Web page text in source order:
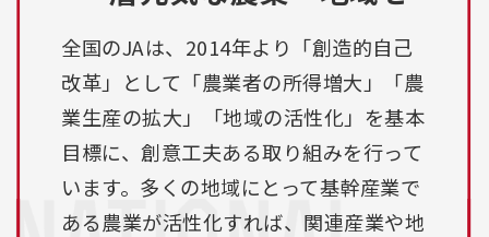
全国のJAは、2014年より「創造的自己
改革」として「農業者の所得増大」「農
業生産の拡大」「地域の活性化」を基本
目標に、創意工夫ある取り組みを行って
います。 多くの地域にとって基幹産業で
ある農業が活性化すれば、関連産業や地